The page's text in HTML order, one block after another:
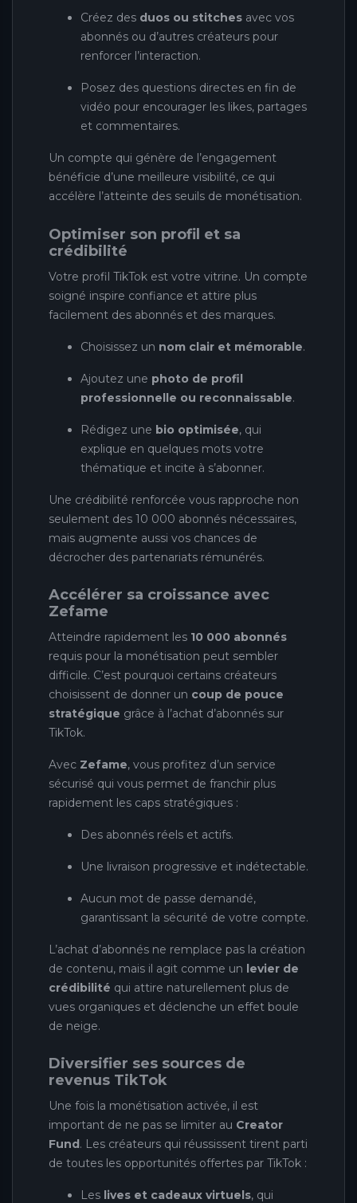
Créez des duos ou stitches avec vos
abonnés ou d’autres créateurs pour
renforcer l’interaction.
Posez des questions directes en fin de
vidéo pour encourager les likes, partages
et commentaires.
Un compte qui génère de l’engagement
bénéficie d’une meilleure visibilité, ce qui
accélère l’atteinte des seuils de monétisation.
Optimiser son profil et sa
crédibilité
Votre profil TikTok est votre vitrine. Un compte
soigné inspire confiance et attire plus
facilement des abonnés et des marques.
Choisissez un nom clair et mémorable.
Ajoutez une photo de profil
professionnelle ou reconnaissable.
Rédigez une bio optimisée, qui
explique en quelques mots votre
thématique et incite à s’abonner.
Une crédibilité renforcée vous rapproche non
seulement des 10 000 abonnés nécessaires,
mais augmente aussi vos chances de
décrocher des partenariats rémunérés.
Accélérer sa croissance avec
Zefame
Atteindre rapidement les 10 000 abonnés
requis pour la monétisation peut sembler
difficile. C’est pourquoi certains créateurs
choisissent de donner un coup de pouce
stratégique grâce à l’achat d’abonnés sur
TikTok.
Avec Zefame, vous profitez d’un service
sécurisé qui vous permet de franchir plus
rapidement les caps stratégiques :
Des abonnés réels et actifs.
Une livraison progressive et indétectable.
Aucun mot de passe demandé,
garantissant la sécurité de votre compte.
L’achat d’abonnés ne remplace pas la création
de contenu, mais il agit comme un levier de
crédibilité qui attire naturellement plus de
vues organiques et déclenche un effet boule
de neige.
Diversifier ses sources de
revenus TikTok
Une fois la monétisation activée, il est
important de ne pas se limiter au Creator
Fund. Les créateurs qui réussissent tirent parti
de toutes les opportunités offertes par TikTok :
Les lives et cadeaux virtuels, qui